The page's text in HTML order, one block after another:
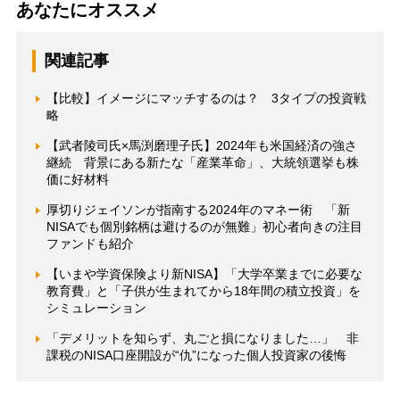
あなたにオススメ
関連記事
【比較】イメージにマッチするのは？ 3タイプの投資戦
略
【武者陵司氏×馬渕磨理子氏】2024年も米国経済の強さ
継続 背景にある新たな「産業革命」、大統領選挙も株
価に好材料
厚切りジェイソンが指南する2024年のマネー術 「新
NISAでも個別銘柄は避けるのが無難」初心者向きの注目
ファンドも紹介
【いまや学資保険より新NISA】「大学卒業までに必要な
教育費」と「子供が生まれてから18年間の積立投資」を
シミュレーション
「デメリットを知らず、丸ごと損になりました…」 非
課税のNISA口座開設が“仇”になった個人投資家の後悔